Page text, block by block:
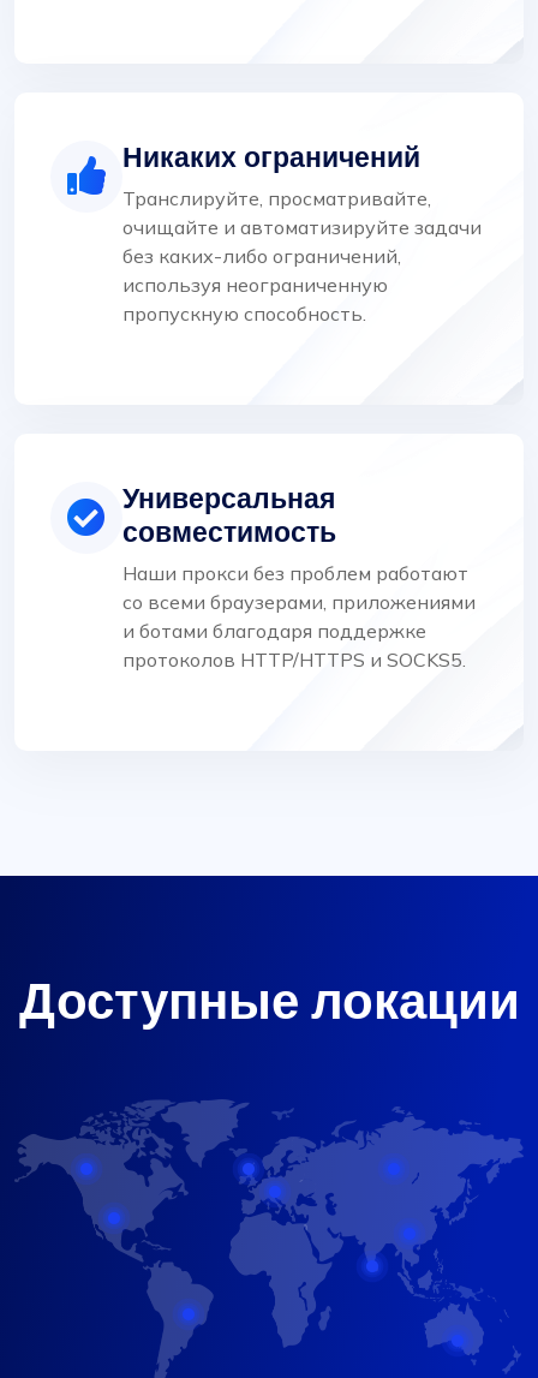
Никаких ограничений
Транслируйте, просматривайте,
очищайте и автоматизируйте задачи
без каких-либо ограничений,
используя неограниченную
пропускную способность.
Универсальная
совместимость
Наши прокси без проблем работают
со всеми браузерами, приложениями
и ботами благодаря поддержке
протоколов HTTP/HTTPS и SOCKS5.
Доступные локации